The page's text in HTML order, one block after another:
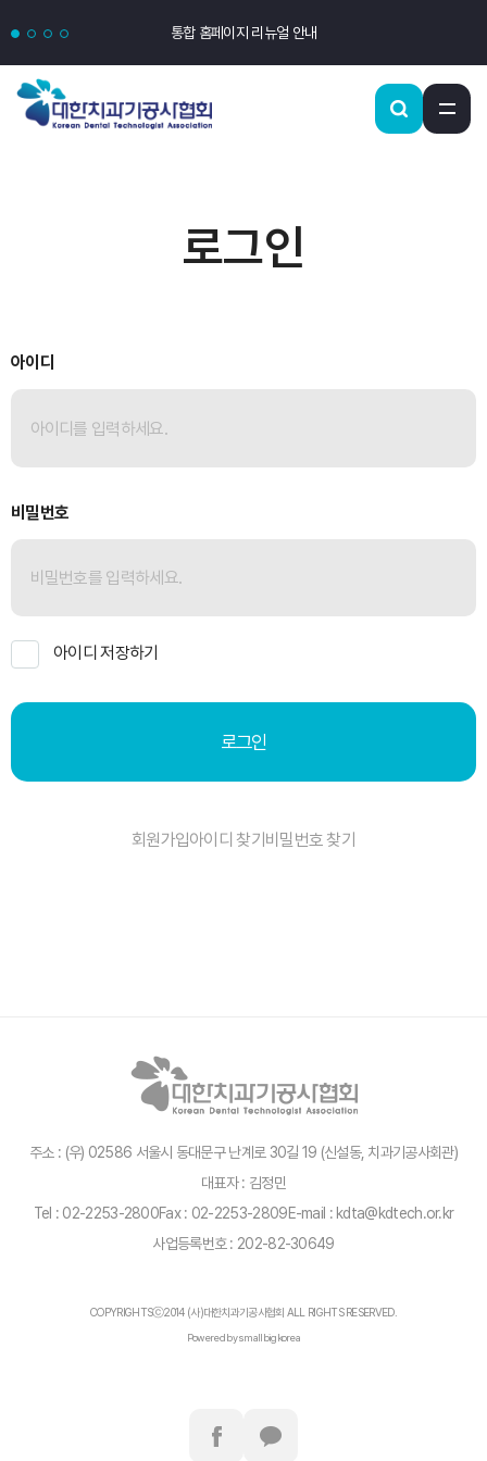
통합 홈페이지 리뉴얼 안내
로그인
아이디
비밀번호
아이디 저장하기
로그인
회원가입아이디 찾기비밀번호 찾기
주소 : (우) 02586 서울시 동대문구 난계로 30길 19 (신설동, 치과기공사회관)
대표자 : 김정민
Tel : 02-2253-2800Fax : 02-2253-2809E-mail : kdta@kdtech.or.kr
사업등록번호 : 202-82-30649
COPYRIGHTSⓒ2014 (사)대한치과기공사협회 ALL RIGHTS RESERVED.
Powered by smallbigkorea